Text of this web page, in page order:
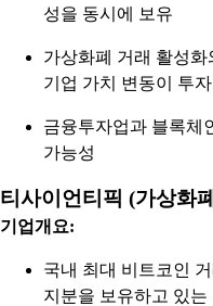
성을 동시에 보유
가상화폐 거래 활성화
기업 가치 변동이 투
금융투자업과 블록체
가능성
티사이언티픽 (가상화
기업개요:
국내 최대 비트코인
지분을 보유하고 있는